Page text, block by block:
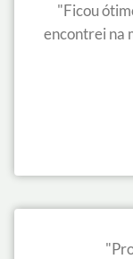
"Ficou
encontrei na